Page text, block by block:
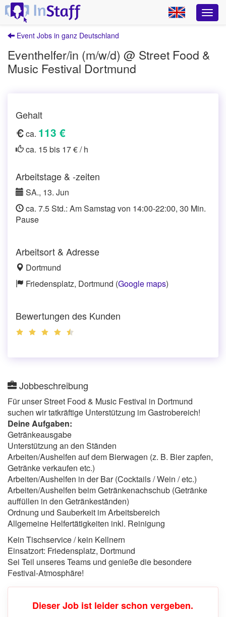
Event Jobs in ganz Deutschland
Eventhelfer/in (m/w/d) @ Street Food &
Music Festival Dortmund
Gehalt
ca. 113 €
ca. 15 bis 17 € / h
Arbeitstage & -zeiten
SA., 13. Jun
ca. 7.5 Std.: Am Samstag von 14:00-22:00, 30 Min.
Pause
Arbeitsort & Adresse
Dortmund
Friedensplatz, Dortmund (Google maps)
Bewertungen des Kunden
Jobbeschreibung
Für unser Street Food & Music Festival in Dortmund
suchen wir tatkräftige Unterstützung im Gastrobereich!
Deine Aufgaben:
Getränkeausgabe
Unterstützung an den Ständen
Arbeiten/Aushelfen auf dem Bierwagen (z. B. Bier zapfen,
Getränke verkaufen etc.)
Arbeiten/Aushelfen in der Bar (Cocktails / Wein / etc.)
Arbeiten/Aushelfen beim Getränkenachschub (Getränke
auffüllen in den Getränkeständen)
Ordnung und Sauberkeit im Arbeitsbereich
Allgemeine Helfertätigkeiten inkl. Reinigung
Kein Tischservice / kein Kellnern
Einsatzort: Friedensplatz, Dortmund
Sei Teil unseres Teams und genieße die besondere
Festival-Atmosphäre!
Dieser Job ist leider schon vergeben.